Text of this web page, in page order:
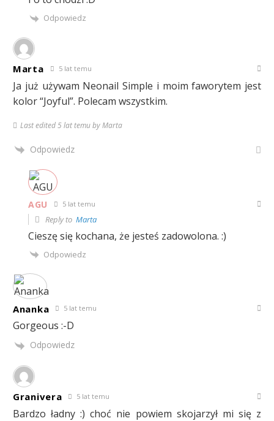
Odpowiedz
Marta 5 lat temu
Ja już używam Neonail Simple i moim faworytem jest
kolor “Joyful”. Polecam wszystkim.
Last edited 5 lat temu by Marta
Odpowiedz
AGU 5 lat temu
Reply to Marta
Cieszę się kochana, że jesteś zadowolona. :)
Odpowiedz
Ananka 5 lat temu
Gorgeous :-D
Odpowiedz
Granivera 5 lat temu
Bardzo ładny :) choć nie powiem skojarzył mi się z